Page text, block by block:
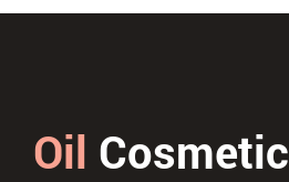
Oil Cosmetic